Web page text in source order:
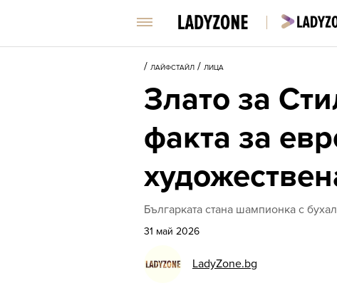
/ ЛАЙФСТАЙЛ / ЛИЦА
Злато за
факта за
Българката стана шампионка с
31 май 2026
LadyZone.bg